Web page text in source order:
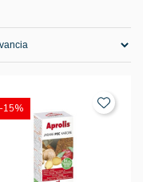
-15%